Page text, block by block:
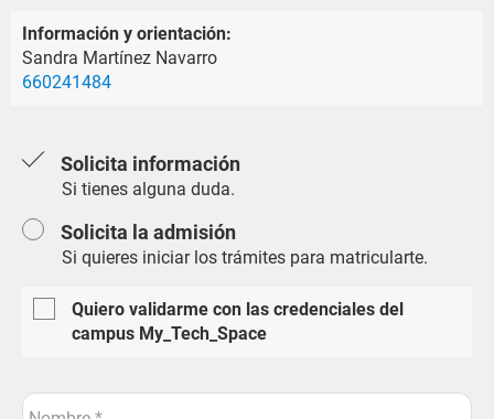
Información y orientación:
Sandra Martínez Navarro
660241484
Solicita información
Si tienes alguna duda.
Solicita la admisión
Si quieres iniciar los trámites para matricularte.
Quiero validarme con las credenciales del
campus My_Tech_Space